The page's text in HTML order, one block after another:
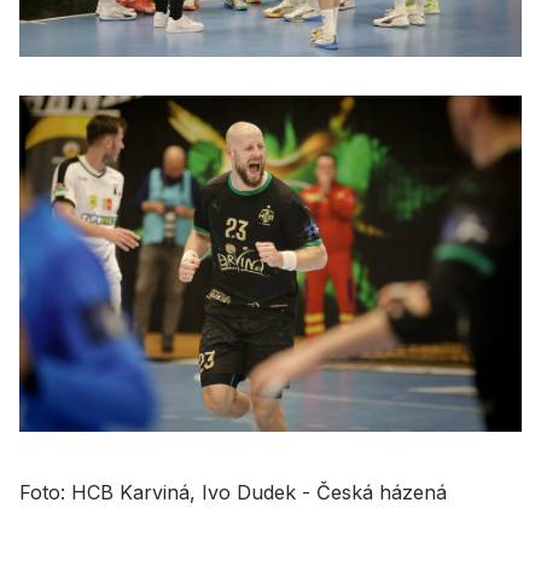
Foto: HCB Karviná, Ivo Dudek - Česká házená